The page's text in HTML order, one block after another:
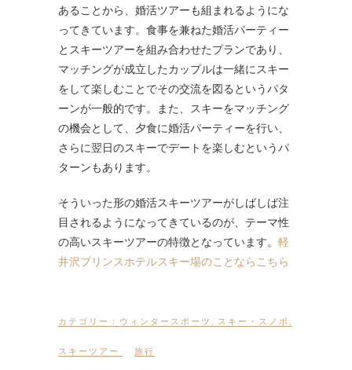
あることから、婚活ツアーも組まれるようにな
ってきています。食事を兼ねた婚活パーティー
とスキーツアーを組み合わせたプランであり、
マッチングが成立したカップルは一緒にスキー
をして楽しむことでその交流を図るというパタ
ーンが一般的です。また、スキーをマッチング
の機会として、夕食に婚活パーティーを行い、
さらに翌日のスキーでデートを楽しむというパ
ターンもあります。
そういった形の婚活スキーツアーがしばしば注
目されるようになってきているのが、テーマ性
の高いスキーツアーの特徴となっています。 軽
井沢プリンスホテルスキー場のことならこちら
カテゴリー : ウィンタースポーツ スキー・スノボ
スキーツアー 旅行